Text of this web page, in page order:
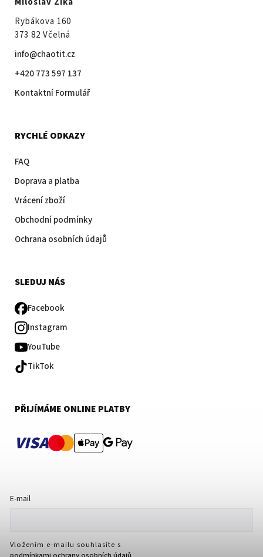
Rybákova 160
373 82 Včelná
info@chaotit.cz
+420 773 597 137
Kontaktní Formulář
RYCHLÉ ODKAZY
FAQ
Doprava a platba
Vrácení zboží
Obchodní podmínky
Ochrana osobních údajů
SLEDUJ NÁS
Facebook
Instagram
YouTube
TikTok
PŘIJÍMÁME ONLINE PLATBY
VISA
E-mail
Vložením e-mailu souhlasíte s